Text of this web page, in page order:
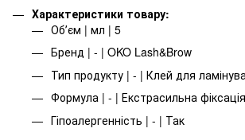
Характеристики товару:
Обʼєм | мл | 5
Бренд | - | OKO Lash&Brow
Тип продукту | - | Клей для
Формула | - | Екстрасильна фіксація
Гіпоалергенність | - | Так